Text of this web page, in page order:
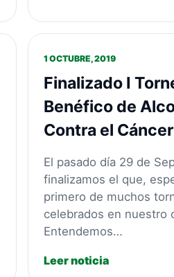
1 OCTUBRE, 2019
Finalizado I
Benéfico de
Contra el Cáncer
El pasado día 29 de
finalizamos el que,
primero de muchos
celebrados en nuestro
Entendemos…
Leer noticia